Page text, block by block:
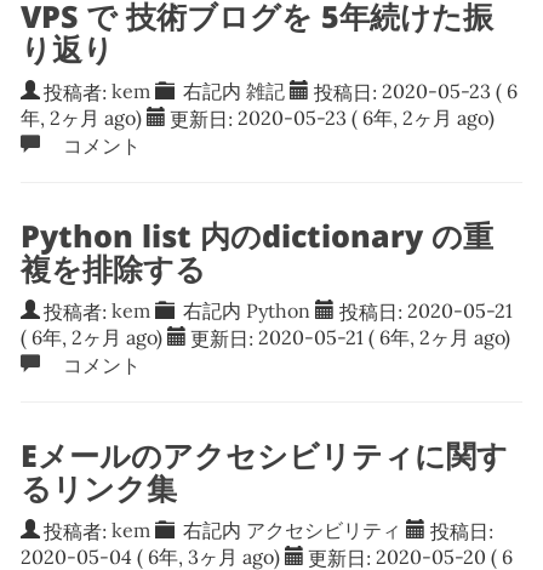
VPS で 技術ブログを 5年続けた振
り返り
投稿者: kem 右記内雑記 投稿日: 2020-05-23 ( 6
年, 2ヶ月 ago)
更新日: 2020-05-23 ( 6年, 2ヶ月 ago)
コメント
Python list 内のdictionary の重
複を排除する
投稿者: kem 右記内 Python 投稿日: 2020-05-21
( 6年, 2ヶ月 ago)
更新日: 2020-05-21 ( 6年, 2ヶ月 ago)
コメント
Eメールのアクセシビリティに関す
るリンク集
投稿者: kem 右記内 アクセシビリティ 投稿日:
2020-05-04 ( 6年, 3ヶ月 ago) 更新日: 2020-05-20 ( 6